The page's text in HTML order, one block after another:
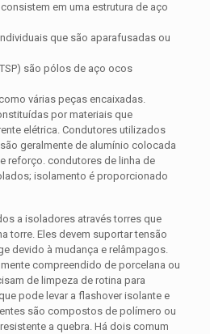
em uma estrutura de aço
que são aparafusadas ou
são pólos de aço ocos
várias peças encaixadas.
por materiais que
elétrica. Condutores utilizados
geralmente de alumínio colocada
reforço. condutores de linha de
isolamento é proporcionado
a isoladores através torres que
torre. Eles devem suportar tensão
devido à mudança e relâmpagos.
compreendido de porcelana ou
de limpeza de rotina para
pode levar a flashover isolante e
são compostos de polímero ou
a quebra. Há dois comum